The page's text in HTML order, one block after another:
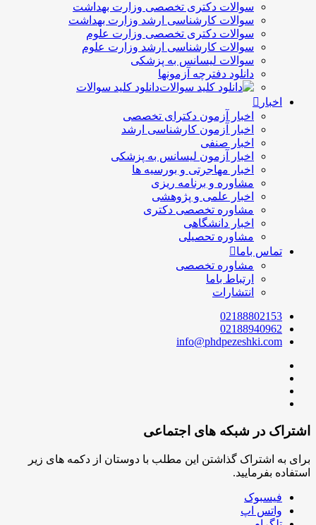
سوالات دکتری تخصصی وزارت بهداشت
سوالات کارشناسی ارشد وزارت بهداشت
سوالات دکتری تخصصی وزارت علوم
سوالات کارشناسی ارشد وزارت علوم
سوالات لیسانس به پزشکی
دانلود دفترچه آزمونها
دانلود کلید سوالات
اخبار
اخبار آزمون دکترای تخصصی
اخبار آزمون کارشناسی ارشد
اخبار صنفی
اخبار آزمون لیسانس به پزشکی
اخبار مهاجرتی و بورسیه ها
مشاوره و برنامه ریزی
اخبار علمی و پژوهشی
مشاوره تخصصی دکتری
اخبار دانشگاهی
مشاوره تحصیلی
تماس باما
مشاوره تخصصی
ارتباط باما
انتشارات
02188802153
02188940962
info@phdpezeshki.com
اشتراک در شبکه های اجتماعی
برای به اشتراک گذاشتن این مطلب با دوستان از دکمه های زیر
استفاده بفرمایید.
فیسبوک
واتس اپ